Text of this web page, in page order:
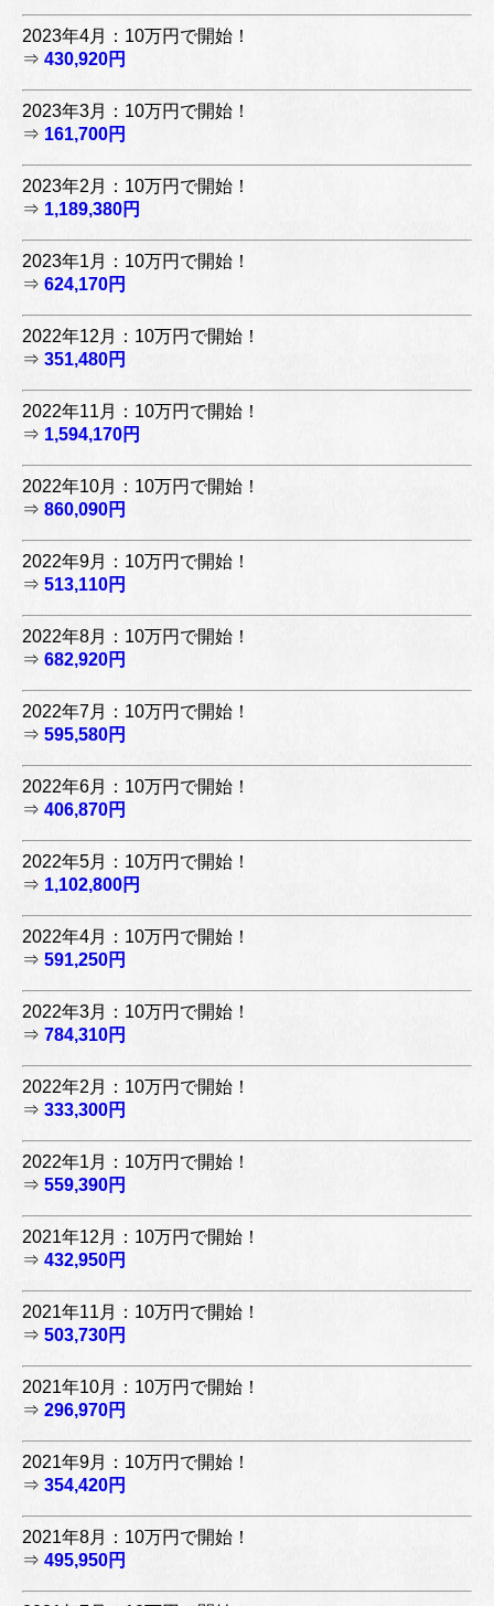
2023年4月：10万円で開始！
⇒ 430,920円
2023年3月：10万円で開始！
⇒ 161,700円
2023年2月：10万円で開始！
⇒ 1,189,380円
2023年1月：10万円で開始！
⇒ 624,170円
2022年12月：10万円で開始！
⇒ 351,480円
2022年11月：10万円で開始！
⇒ 1,594,170円
2022年10月：10万円で開始！
⇒ 860,090円
2022年9月：10万円で開始！
⇒ 513,110円
2022年8月：10万円で開始！
⇒ 682,920円
2022年7月：10万円で開始！
⇒ 595,580円
2022年6月：10万円で開始！
⇒ 406,870円
2022年5月：10万円で開始！
⇒ 1,102,800円
2022年4月：10万円で開始！
⇒ 591,250円
2022年3月：10万円で開始！
⇒ 784,310円
2022年2月：10万円で開始！
⇒ 333,300円
2022年1月：10万円で開始！
⇒ 559,390円
2021年12月：10万円で開始！
⇒ 432,950円
2021年11月：10万円で開始！
⇒ 503,730円
2021年10月：10万円で開始！
⇒ 296,970円
2021年9月：10万円で開始！
⇒ 354,420円
2021年8月：10万円で開始！
⇒ 495,950円